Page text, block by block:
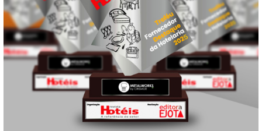
VEJA
TAMBÉM